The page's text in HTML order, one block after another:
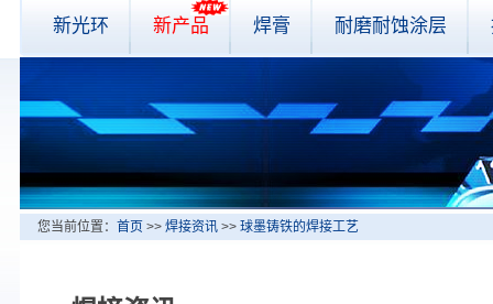
新光环 新产品 焊膏 耐磨耐蚀涂层
您当前位置： 首页 >> 焊接资讯 >> 球墨铸铁的焊接工艺